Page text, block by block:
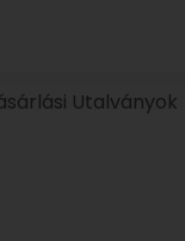
Utalványok